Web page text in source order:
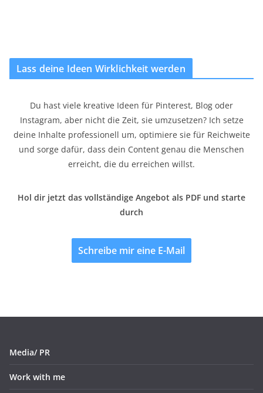
Lass deine Ideen Wirklichkeit werden
Du hast viele kreative Ideen für Pinterest, Blog oder
Instagram, aber nicht die Zeit, sie umzusetzen? Ich setze
deine Inhalte professionell um, optimiere sie für Reichweite
und sorge dafür, dass dein Content genau die Menschen
erreicht, die du erreichen willst.
Hol dir jetzt das vollständige Angebot als PDF und starte
durch
Schreibe mir eine E-Mail
Media/ PR
Work with me